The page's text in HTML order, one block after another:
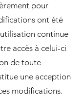
pour
ont été
continue
accès à celui-ci
de toute
une acception
modifications.